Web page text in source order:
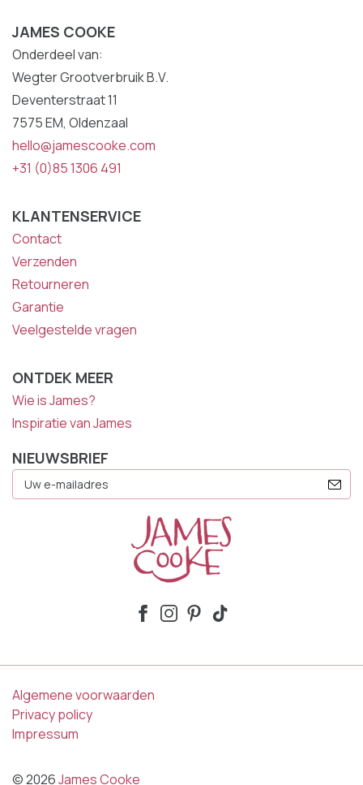
JAMES COOKE
Onderdeel van:
Wegter Grootverbruik B.V.
Deventerstraat 11
7575 EM, Oldenzaal
hello@jamescooke.com
+31 (0)85 1306 491
KLANTENSERVICE
Contact
Verzenden
Retourneren
Garantie
Veelgestelde vragen
ONTDEK MEER
Wie is James?
Inspiratie van James
NIEUWSBRIEF
Mailadres
Algemene voorwaarden
Privacy policy
Impressum
© 2026James Cooke